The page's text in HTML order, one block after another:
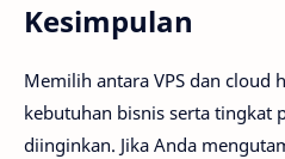
Kesimpulan
Memilih antara VPS dan cloud
kebutuhan bisnis serta tingkat
diinginkan. Jika Anda